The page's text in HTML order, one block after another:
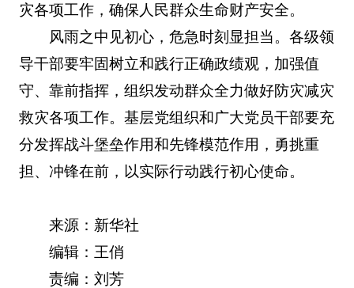
灾各项工作，确保人民群众生命财产安全。
风雨之中见初心，危急时刻显担当。各级领
导干部要牢固树立和践行正确政绩观，加强值
守、靠前指挥，组织发动群众全力做好防灾减灾
救灾各项工作。基层党组织和广大党员干部要充
分发挥战斗堡垒作用和先锋模范作用，勇挑重
担、冲锋在前，以实际行动践行初心使命。
来源：新华社
编辑：王俏
责编：刘芳